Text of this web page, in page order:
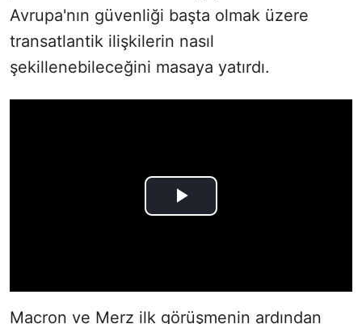
Avrupa'nın güvenliği başta olmak üzere
transatlantik ilişkilerin nasıl
şekillenebileceğini masaya yatırdı.
Macron ve Merz ilk görüşmenin ardından